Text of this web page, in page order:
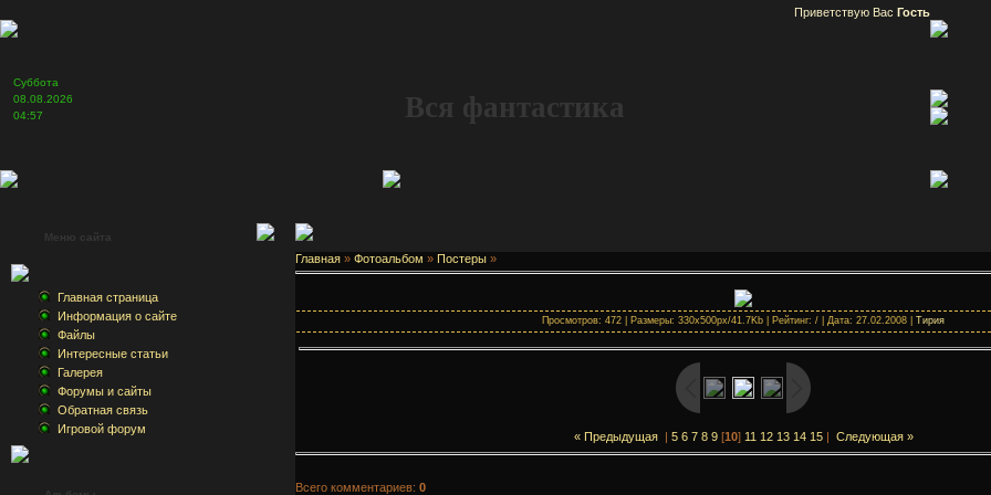
Приветствую Вас Гость
Суббота
08.08.2026
04:57
Вся фантастика
Меню сайта
Главная страница
Информация о сайте
Файлы
Интересные статьи
Галерея
Форумы и сайты
Обратная связь
Игровой форум
Главная » Фотоальбом » Постеры »
Просмотров: 472 | Размеры: 330x500px/41.7Kb | Рейтинг: / | Дата: 27.02.2008 | Тирия
« Предыдущая| 5 6 7 8 9[10] 11 12 13 14 15| Следующая »
Всего комментариев: 0